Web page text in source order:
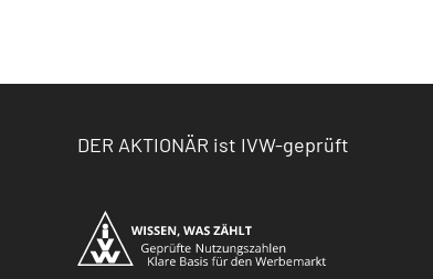
DER AKTIONÄR ist IVW-geprüft